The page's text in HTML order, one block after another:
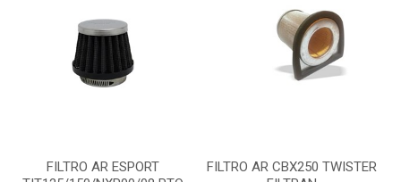
FILTRO AR ESPORT
FILTRO AR CBX250 TWISTER